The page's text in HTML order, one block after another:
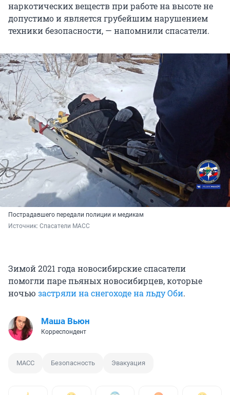
наркотических веществ при работе на высоте не
допустимо и является грубейшим нарушением
техники безопасности, — напомнили спасатели.
Пострадавшего передали полиции и медикам
Источник: Спасатели МАСС
Зимой 2021 года новосибирские спасатели
помогли паре пьяных новосибирцев, которые
ночью застряли на снегоходе на льду Оби.
Маша Вьюн
Корреспондент
МАСС Безопасность Эвакуация